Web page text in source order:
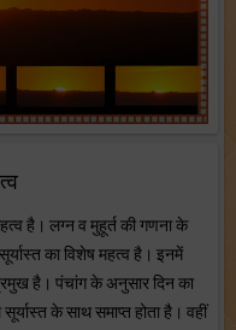
है। लग्न व मुहूर्त की गणना के
का विशेष महत्व है। इनमें
है। पंचांग के अनुसार दिन का
के साथ समाप्त होता है। वहीं